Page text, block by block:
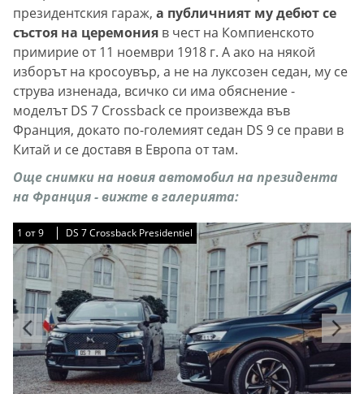
президентския гараж, а публичният му дебют се
състоя на церемония в чест на Компиенското
примирие от 11 ноември 1918 г. А ако на някой
изборът на кросоувър, а не на луксозен седан, му се
струва изненада, всичко си има обяснение -
моделът DS 7 Crossback се произвежда във
Франция, докато по-големият седан DS 9 се прави в
Китай и се доставя в Европа от там.
Още снимки на новия автомобил на президента
на Франция - вижте в галерията:
1 от9 DS 7 Crossback Presidentiel
1 от9 DS 7 Crossback Presidentiel
1 от9 DS 7 Crossback Presidentiel
1 от9 DS 7 Crossback Presidentiel
1 от9 DS 7 Crossback Presidentiel
1 от9 DS 7 Crossback Presidentiel
1 от9 DS 7 Crossback Presidentiel
1 от9 DS 7 Crossback Presidentiel
1 от9 DS 7 Crossback Presidentiel